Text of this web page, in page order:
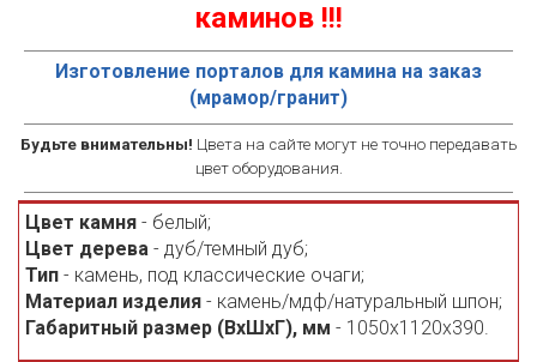
каминов !!!
Изготовление порталов для камина на заказ
(мрамор/гранит)
Будьте внимательны! Цвета на сайте могут не точно передавать
цвет оборудования.
Цвет камня - белый;
Цвет дерева - дуб/темный дуб;
Тип - камень, под классические очаги;
Материал изделия - камень/мдф/натуральный шпон;
Габаритный размер (ВхШхГ), мм - 1050х1120х390.